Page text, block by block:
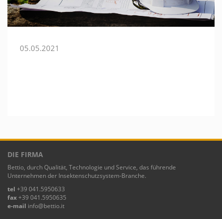
05.05.2021
DIE FIRMA
Bettio, durch Qualität, Technologie und Service, das führende
Unternehmen der Insektenschutzsystem-Branche.
tel +39 041.5950633
fax+39 041.5950635
e-mail info@bettio.it